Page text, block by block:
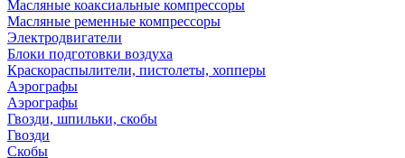
Масляные коаксиальные компрессоры
Масляные ременные компрессоры
Электродвигатели
Блоки подготовки воздуха
Краскораспылители, пистолеты, хопперы
Аэрографы
Аэрографы
Гвозди, шпильки, скобы
Гвозди
Скобы